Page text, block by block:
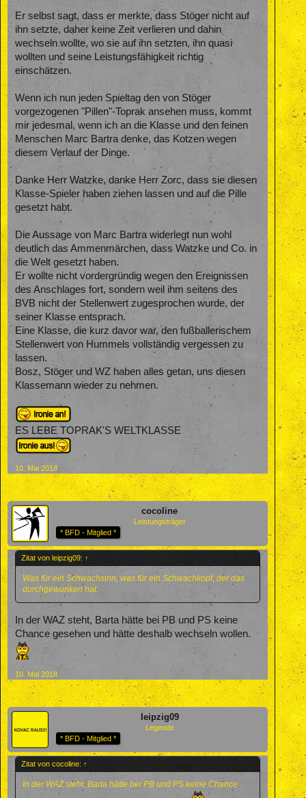
Er selbst sagt, dass er merkte, dass Stöger nicht auf
ihn setzte, daher keine Zeit verlieren und dahin
wechseln wollte, wo sie auf ihn setzten, ihn quasi
wollten und seine Leistungsfähigkeit richtig
einschätzen.
Wenn ich nun jeden Spieltag den von Stöger
vorgezogenen "Pillen"-Toprak ansehen muss, kommt
mir jedesmal, wenn ich an die Klasse und den feinen
Menschen Marc Bartra denke, das Kotzen wegen
diesem Verlauf der Dinge.
Danke Herr Watzke, danke Herr Zorc, dass sie diesen
Klasse-Spieler haben ziehen lassen und auf die Pille
gesetzt habt.
Die Aussage von Marc Bartra widerlegt nun wohl
deutlich das Ammenmärchen, dass Watzke und Co. in
die Welt gesetzt haben.
Er wollte nicht vordergründig wegen den Ereignissen
des Anschlages fort, sondern weil ihm seitens des
BVB nicht der Stellenwert zugesprochen wurde, der
seiner Klasse entsprach.
Eine Klasse, die kurz davor war, den fußballerischem
Stellenwert von Hummels vollständig vergessen zu
lassen.
Bosz, Stöger und WZ haben alles getan, uns diesen
Klassemann wieder zu nehmen.
ES LEBE TOPRAK'S WELTKLASSE
10. Mai 2018
cocoline
Leistungsträger
* BFD - Mitglied *
Zitat von leipzig09: ↑
Was für ein Schwachsinn, was für ein Schwachkopf, der das
durchgewunken hat.
In der WAZ steht, Barta hätte bei PB und PS keine
Chance gesehen und hätte deshalb wechseln wollen.
10. Mai 2018
leipzig09
Legende
* BFD - Mitglied *
Zitat von cocoline: ↑
In der WAZ steht, Barta hätte bei PB und PS keine Chance